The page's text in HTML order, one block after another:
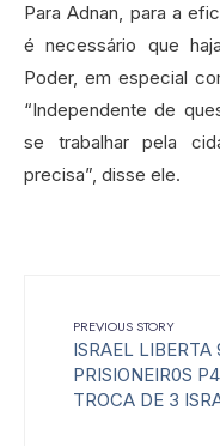
Para Adnan, para a
é necessário que
Poder, em especial
“Independente de
se trabalhar pela
precisa”, disse ele.
PREVIOUS STORY
ISRAEL LIBERTA
PRISIONEIR0S
TROCA DE 3